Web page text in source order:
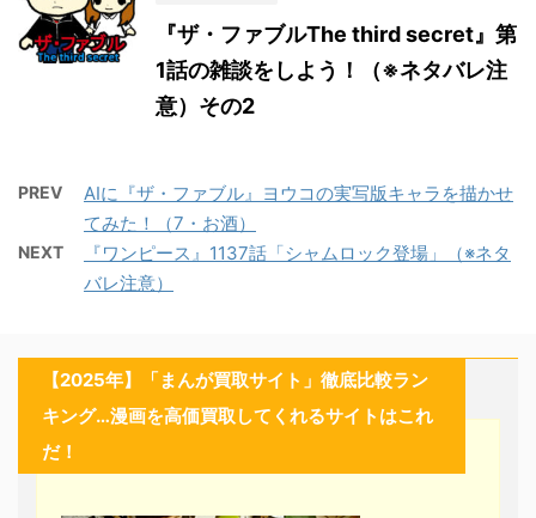
『ザ・ファブルThe third secret』第
1話の雑談をしよう！（※ネタバレ注
意）その2
PREV
AIに『ザ・ファブル』ヨウコの実写版キャラを描かせ
てみた！（7・お酒）
NEXT
『ワンピース』1137話「シャムロック登場」（※ネタ
バレ注意）
【2025年】「まんが買取サイト」徹底比較ラン
キング…漫画を高価買取してくれるサイトはこれ
だ！